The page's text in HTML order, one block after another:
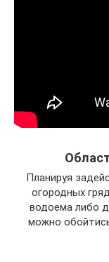
Планируя
огородных
водоема либо
можно